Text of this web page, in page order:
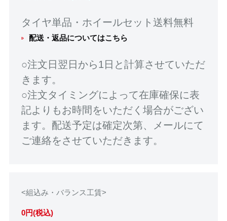
タイヤ単品・ホイールセット送料無料
配送・返品についてはこちら
○注文日翌日から1日と計算させていただ
きます。
○注文タイミングによって在庫確保に表
記よりもお時間をいただく場合がござい
ます。配送予定は確定次第、メールにて
ご連絡をさせていただきます。
<組込み・バランス工賃>
0円(税込)